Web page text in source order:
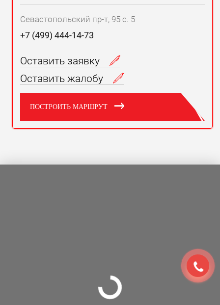
Севастопольский пр-т, 95 с. 5
+7 (499) 444-14-73
Оставить заявку
Оставить жалобу
ПОСТРОИТЬ МАРШРУТ